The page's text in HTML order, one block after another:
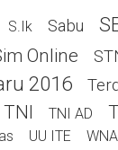
S.Ik Sabu
Online
2016
TNI TNI AD
UU ITE WNA